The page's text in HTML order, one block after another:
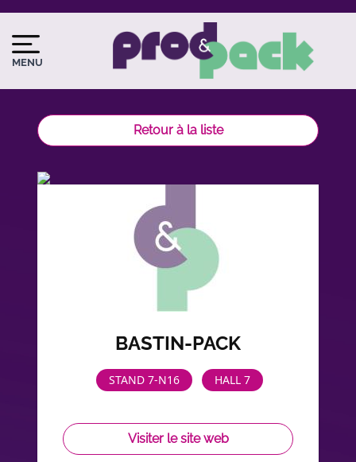
Aller
contenu
principal
MENU
Image
du
logo
Image
Retour à la liste
BASTIN-PACK
STAND 7-N16 HALL 7
Visiter le site web